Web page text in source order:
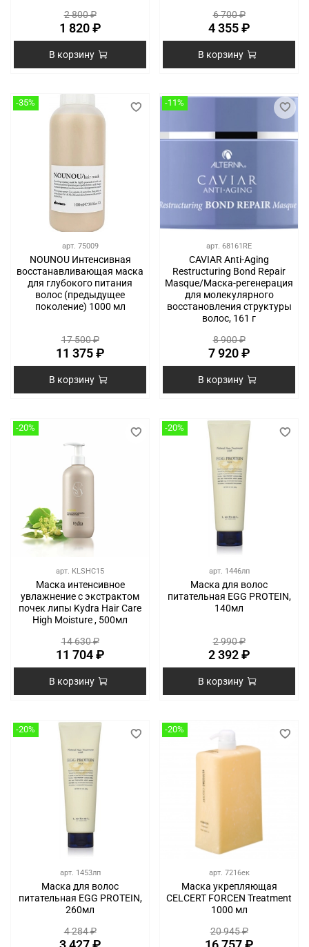
2 800 ₽
1 820 ₽
В корзину
6 700 ₽
4 355 ₽
В корзину
-35%
арт. 75009
NOUNOU Интенсивная
восстанавливающая маска
для глубокого питания
волос (предыдущее
поколение) 1000 мл
17 500 ₽
11 375 ₽
В корзину
-11%
арт. 68161RE
CAVIAR Anti-Aging
Restructuring Bond Repair
Masque/Маска-регенерация
для молекулярного
восстановления структуры
волос, 161 г
8 900 ₽
7 920 ₽
В корзину
-20%
арт. KLSHC15
Маска интенсивное
увлажнение с экстрактом
почек липы Kydra Hair Care
High Moisture , 500мл
14 630 ₽
11 704 ₽
В корзину
-20%
арт. 1446лп
Маска для волос
питательная EGG PROTEIN,
140мл
2 990 ₽
2 392 ₽
В корзину
-20%
арт. 1453лп
Маска для волос
питательная EGG PROTEIN,
260мл
4 284 ₽
-20%
арт. 7216ек
Маска укрепляющая
CELCERT FORCEN Treatment
1000 мл
20 945 ₽